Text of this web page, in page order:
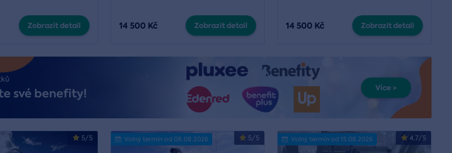
Zobrazit detail 14 500 Kč Zobrazit detail 14 500 Kč Zobrazit detail
své benefity! Více >
5/5 5/5
Volný termín od 08.08.2026 4.7/5
Volný termín od 15.08.2026